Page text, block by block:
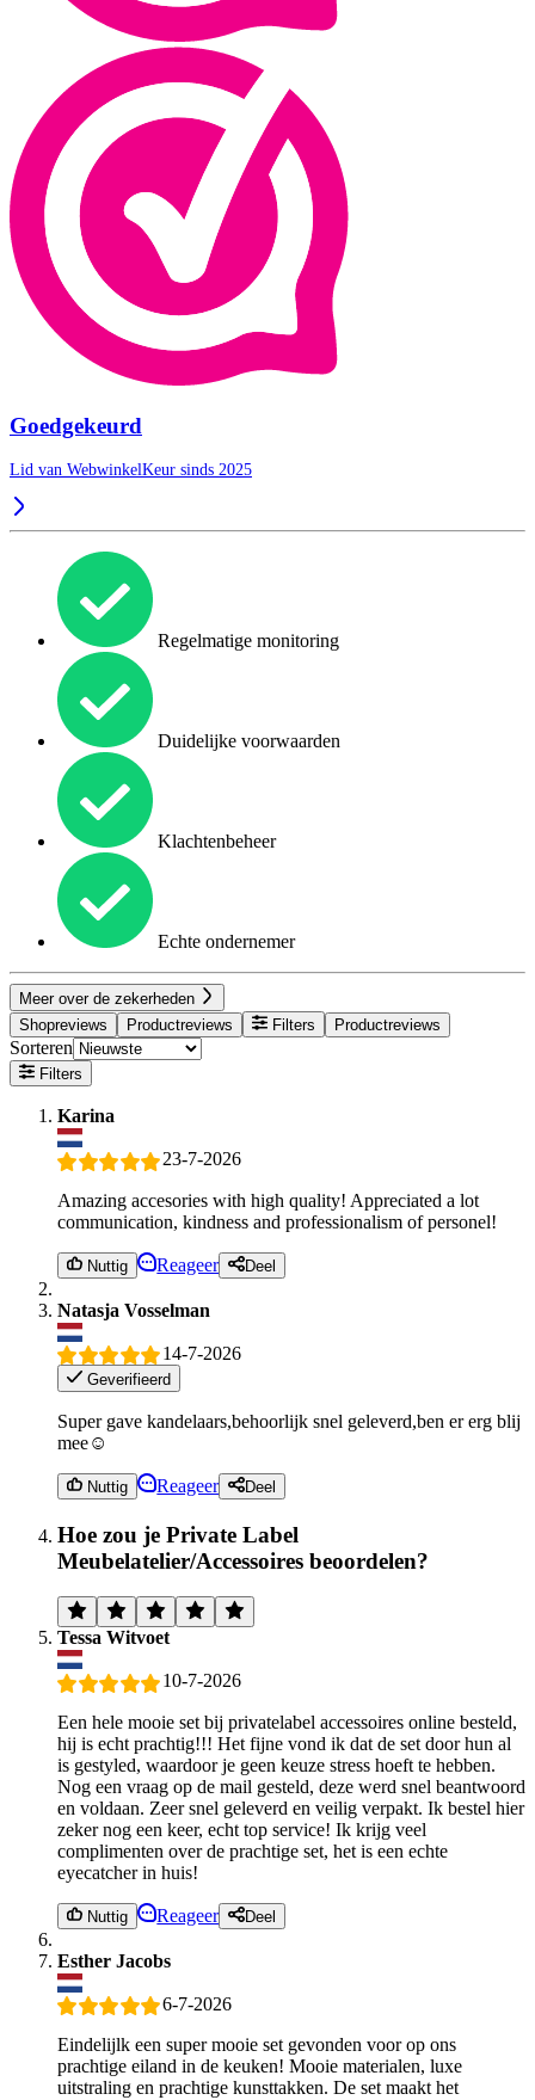
Goedgekeurd
Lid van WebwinkelKeur sinds 2025
Regelmatige monitoring
Duidelijke voorwaarden
Klachtenbeheer
Echte ondernemer
Meer over de zekerheden
Shopreviews
Productreviews Filters Productreviews
Sorteren
Filters
Karina
23-7-2026
Amazing accesories with high quality! Appreciated a lot
communication, kindness and professionalism of personel!
Nuttig Reageer Deel
Natasja Vosselman
14-7-2026
Geverifieerd
Super gave kandelaars,behoorlijk snel geleverd,ben er erg blij
mee☺️
Nuttig Reageer Deel
Hoe zou je Private Label
Meubelatelier/Accessoires beoordelen?
Tessa Witvoet
10-7-2026
Een hele mooie set bij privatelabel accessoires online besteld,
hij is echt prachtig!!! Het fijne vond ik dat de set door hun al
is gestyled, waardoor je geen keuze stress hoeft te hebben.
Nog een vraag op de mail gesteld, deze werd snel beantwoord
en voldaan. Zeer snel geleverd en veilig verpakt. Ik bestel hier
zeker nog een keer, echt top service! Ik krijg veel
complimenten over de prachtige set, het is een echte
eyecatcher in huis!
Nuttig Reageer Deel
Esther Jacobs
6-7-2026
Eindelijlk een super mooie set gevonden voor op ons
prachtige eiland in de keuken! Mooie materialen, luxe
uitstraling en prachtige kunsttakken. De set maakt het